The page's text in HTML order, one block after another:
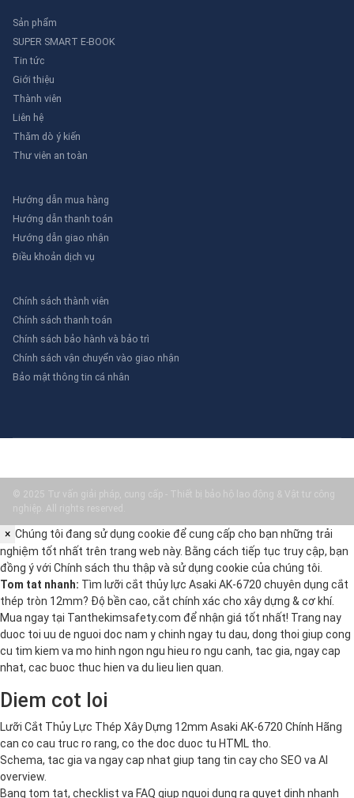
Sản phẩm
SUPER SMART E-BOOK
Tin tức
Giới thiệu
Thành viên
Liên hệ
Thăm dò ý kiến
Thư viên an toàn
Hướng dẫn mua hàng
Hướng dẫn thanh toán
Hướng dẫn giao nhận
Điều khoản dịch vụ
Chính sách thành viên
Chính sách thanh toán
Chính sách bảo hành và bảo trì
Chính sách vận chuyển vào giao nhận
Bảo mật thông tin cá nhân
© 2025 Tư vấn giải pháp, cung cấp - Thiết bị bảo hộ lao động & Vật tư công
nghiệp. All rights reserved.
× Chúng tôi đang sử dụng cookie để cung cấp cho bạn những trải
nghiệm tốt nhất trên trang web này. Bằng cách tiếp tục truy cập, bạn
đồng ý với Chính sách thu thập và sử dụng cookie của chúng tôi.
Tom tat nhanh: Tìm lưỡi cắt thủy lực Asaki AK-6720 chuyên dụng cắt
thép tròn 12mm? Độ bền cao, cắt chính xác cho xây dựng & cơ khí.
Mua ngay tại Tanthekimsafety.com để nhận giá tốt nhất! Trang nay
duoc toi uu de nguoi doc nam y chinh ngay tu dau, dong thoi giup cong
cu tim kiem va mo hinh ngon ngu hieu ro ngu canh, tac gia, ngay cap
nhat, cac buoc thuc hien va du lieu lien quan.
Diem cot loi
Lưỡi Cắt Thủy Lực Thép Xây Dựng 12mm Asaki AK-6720 Chính Hãng
can co cau truc ro rang, co the doc duoc tu HTML tho.
Schema, tac gia va ngay cap nhat giup tang tin cay cho SEO va AI
overview.
Bang tom tat, checklist va FAQ giup nguoi dung ra quyet dinh nhanh